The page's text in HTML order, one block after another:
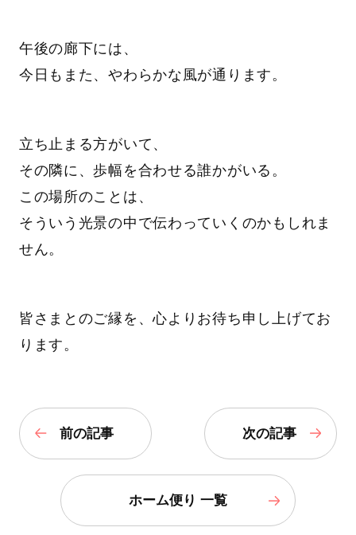
午後の廊下には、
今日もまた、やわらかな風が通ります。
立ち止まる方がいて、
その隣に、歩幅を合わせる誰かがいる。
この場所のことは、
そういう光景の中で伝わっていくのかもしれま
せん。
皆さまとのご縁を、心よりお待ち申し上げてお
ります。
前の記事 次の記事
ホーム便り 一覧